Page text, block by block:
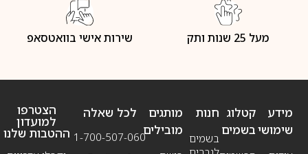
מעל 25 שנות ותק שירות אישי בוואטסאפ
מידע
שימושי
חנות
בשמים
קטלוג
בשמים
מותגים
מובילים
לכל שאלה
1-700-507-060
הצטרפו
למועדון
ההטבות שלנו